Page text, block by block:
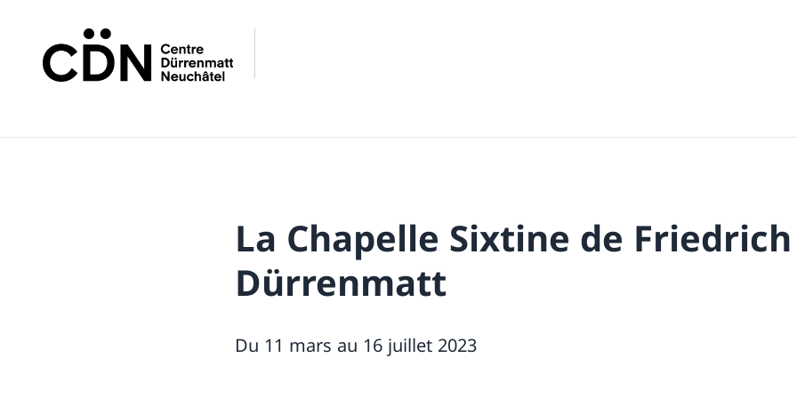
La Chapelle Sixtine de Friedrich
Dürrenmatt
Du 11 mars au 16 juillet 2023